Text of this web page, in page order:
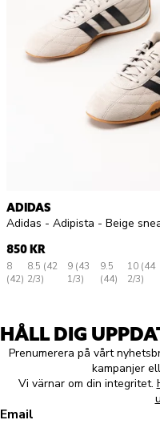
ADIDAS
Adidas - Adipista - Beige
850 KR
8
(42)
8.5 (42
2/3)
9 (43
1/3)
9.5
(44)
10 (44
2/3)
HÅLL DIG
Prenumerera på vårt
kampanjer
Vi värnar om din integritet.
Email